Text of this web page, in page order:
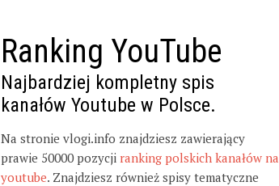
Ranking YouTube
Najbardziej kompletny spis
kanałów Youtube w Polsce.
Na stronie vlogi.info znajdziesz zawierający
prawie 50000 pozycji ranking polskich kanałów na
youtube. Znajdziesz również spisy tematyczne